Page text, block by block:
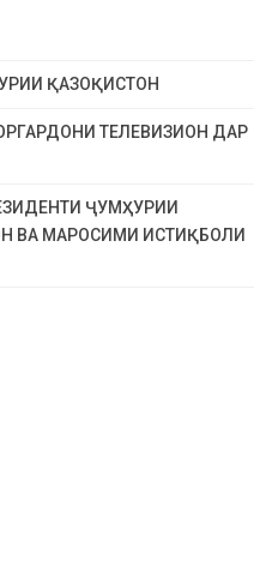
ҚАЗОҚИСТОН
ТЕЛЕВИЗИОН ДАР
ҶУМҲУРИИ
ВА МАРОСИМИ ИСТИҚБОЛИ